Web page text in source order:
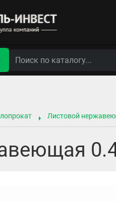
Листовой